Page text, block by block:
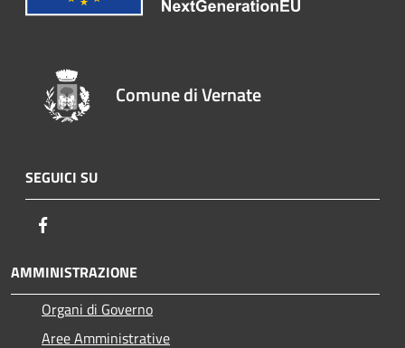
Comune di Vernate
SEGUICI SU
AMMINISTRAZIONE
Organi di Governo
Aree Amministrative